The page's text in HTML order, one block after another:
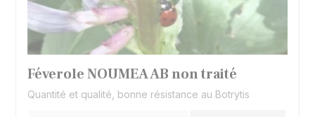
Féverole NOUMEA AB non traité
Quantité et qualité, bonne résistance au Botrytis